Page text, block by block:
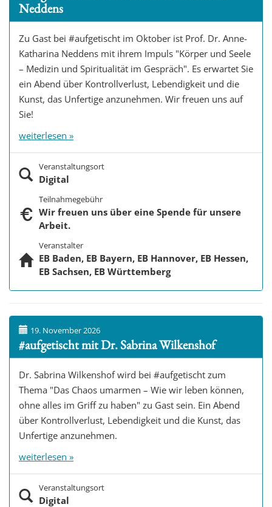
n
Neddens
Zu Gast bei #aufgetischt im Oktober ist Prof. Dr. Anne-
Katharina Neddens mit ihrem Impuls "Körper und Seele
– Medizin und Spiritualität im Gespräch". Es erwartet Sie
ein Abend über Kontrollverlust, Lebendigkeit und die
Kunst, das Unfertige anzunehmen. Wir freuen uns auf
Sie!
weiterlesen »
Veranstaltungsort
Digital
Teilnahmegebühr
Wir freuen uns über eine Spende für unsere
Arbeit.
Veranstalter
EB Baden, EB Bayern, EB Hannover, EB Hessen,
EB Sachsen, EB Württemberg
19. November 2026
#aufgetischt mit Dr. Sabrina Wilkenshof
Dr. Sabrina Wilkenshof wird bei #aufgetischt zum
Thema "Das Chaos umarmen – Wie wir leben können,
ohne alles im Griff zu haben" zu Gast sein. Ein Abend
über Kontrollverlust, Lebendigkeit und die Kunst, das
Unfertige anzunehmen.
weiterlesen »
Veranstaltungsort
Digital